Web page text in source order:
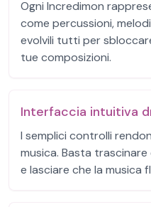
Ogni Incredimon
come percussioni,
evolvili tutti per
tue composizioni.
Interfaccia intuitiva
I semplici controlli
musica. Basta
e lasciare che la musica